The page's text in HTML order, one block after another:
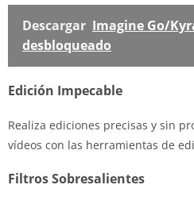
Descargar Imagine Go/
desbloqueado
Edición Impecable
Realiza ediciones precisas y sin
vídeos con las herramientas de
Filtros Sobresalientes